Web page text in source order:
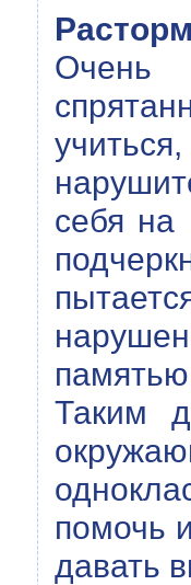
Очень
себя на
Таким
помочь
давать